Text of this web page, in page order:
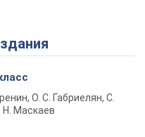
Video
О. С. Габриелян, С.
Маскаев